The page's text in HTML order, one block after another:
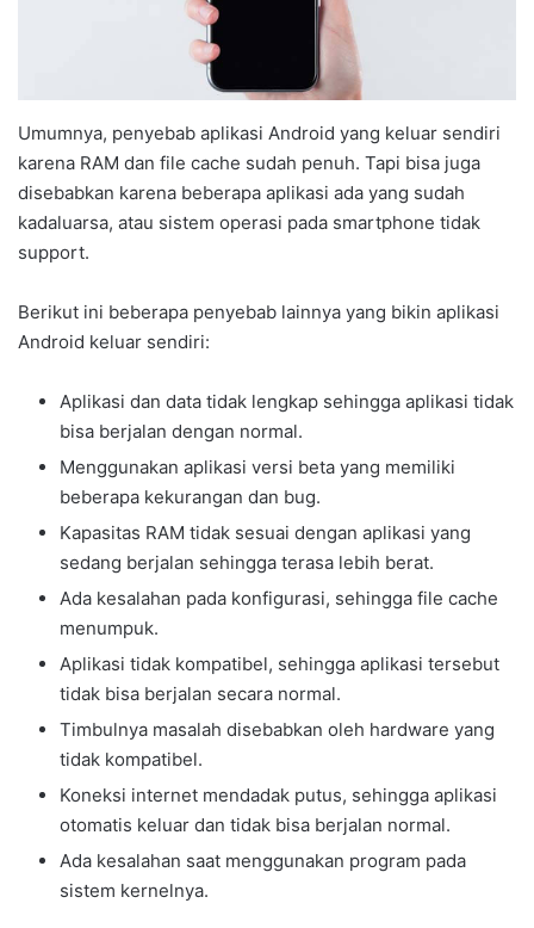
Umumnya, penyebab aplikasi Android yang keluar sendiri
karena RAM dan file cache sudah penuh. Tapi bisa juga
disebabkan karena beberapa aplikasi ada yang sudah
kadaluarsa, atau sistem operasi pada smartphone tidak
support.
Berikut ini beberapa penyebab lainnya yang bikin aplikasi
Android keluar sendiri:
Aplikasi dan data tidak lengkap sehingga aplikasi tidak
bisa berjalan dengan normal.
Menggunakan aplikasi versi beta yang memiliki
beberapa kekurangan dan bug.
Kapasitas RAM tidak sesuai dengan aplikasi yang
sedang berjalan sehingga terasa lebih berat.
Ada kesalahan pada konfigurasi, sehingga file cache
menumpuk.
Aplikasi tidak kompatibel, sehingga aplikasi tersebut
tidak bisa berjalan secara normal.
Timbulnya masalah disebabkan oleh hardware yang
tidak kompatibel.
Koneksi internet mendadak putus, sehingga aplikasi
otomatis keluar dan tidak bisa berjalan normal.
Ada kesalahan saat menggunakan program pada
sistem kernelnya.